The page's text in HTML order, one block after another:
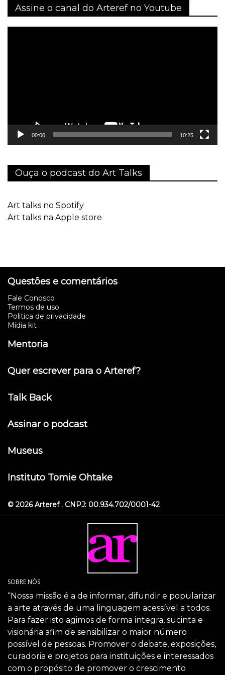
Assine o canal do Arteref no Youtube
00:00 10:25
Ouça o podcast do Art Talks
Art talks no Spotify
Art talks na Apple store
Questões e comentários
Fale Conosco
Termos de uso
Politica de privacidade
Mídia kit
Mentoria
Quer escrever para o Arteref?
Talk Back
Assinar o podcast
Museus
Instituto Tomie Ohtake
© 2026 Arteref . CNPJ: 00.934.702/0001-42
SOBRE NÓS
“Nossa missão é a de informar, difundir e popularizar
a arte através de uma linguagem acessível a todos.
Para fazer isto agimos de forma integra, sucinta e
visionária afim de sensibilizar o maior número
possível de pessoas. Promover o debate, exposições,
curadoria e projetos para instituições e interessados
com o propósito de promover o crescimento